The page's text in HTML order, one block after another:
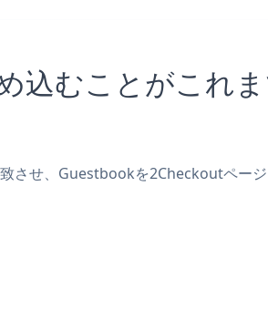
むことがこれま
させ、Guestbookを2Checkoutペー